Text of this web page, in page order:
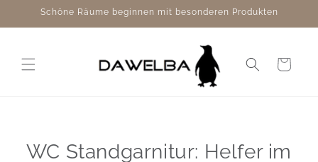
zum
Inhalt
Schöne Räume beginnen mit besonderen Produkten
Warenkorb
WC Standgarnitur: Helfer im